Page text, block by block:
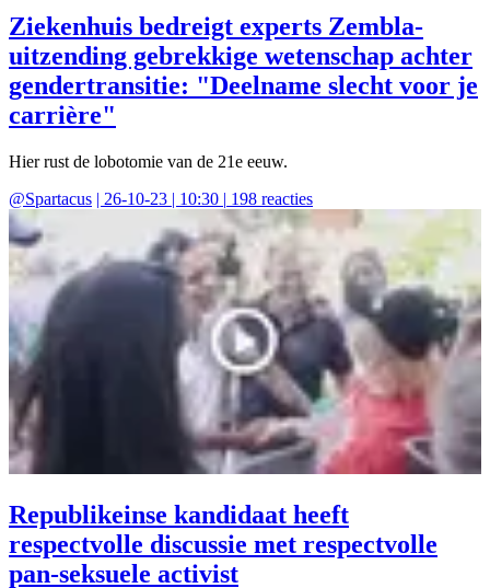
Ziekenhuis bedreigt experts Zembla-
uitzending gebrekkige wetenschap achter
gendertransitie: "Deelname slecht voor je
carrière"
Hier rust de lobotomie van de 21e eeuw.
@Spartacus | 26-10-23 | 10:30 | 198 reacties
Republikeinse kandidaat heeft
respectvolle discussie met respectvolle
pan-seksuele activist